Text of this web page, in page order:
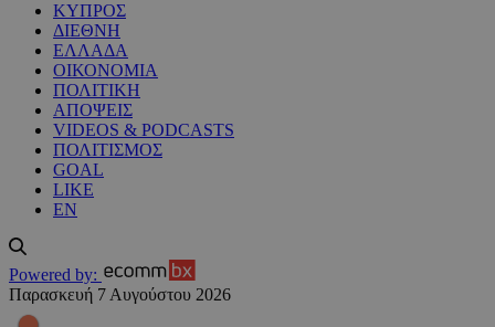
ΚΥΠΡΟΣ
ΔΙΕΘΝΗ
ΕΛΛΑΔΑ
ΟΙΚΟΝΟΜΙΑ
ΠΟΛΙΤΙΚΗ
ΑΠΟΨΕΙΣ
VIDEOS & PODCASTS
ΠΟΛΙΤΙΣΜΟΣ
GOAL
LIKE
EN
Powered by:
Παρασκευή 7 Αυγούστου 2026